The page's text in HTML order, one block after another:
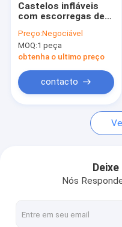
Notícias
Casos
Solicite um orçamento
Corrediças infláveis
Slides de água infláveis
Castelos infláveis
com escorregas de
Preço:Negociável
MOQ:1 peça
obtenha o ultimo preço
contacto
Nós